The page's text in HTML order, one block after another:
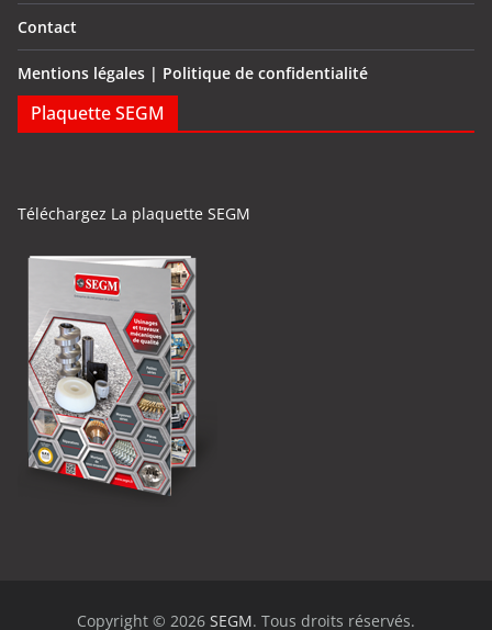
Contact
Mentions légales | Politique de confidentialité
Plaquette SEGM
Téléchargez La plaquette SEGM
Copyright © 2026 SEGM. Tous droits réservés.